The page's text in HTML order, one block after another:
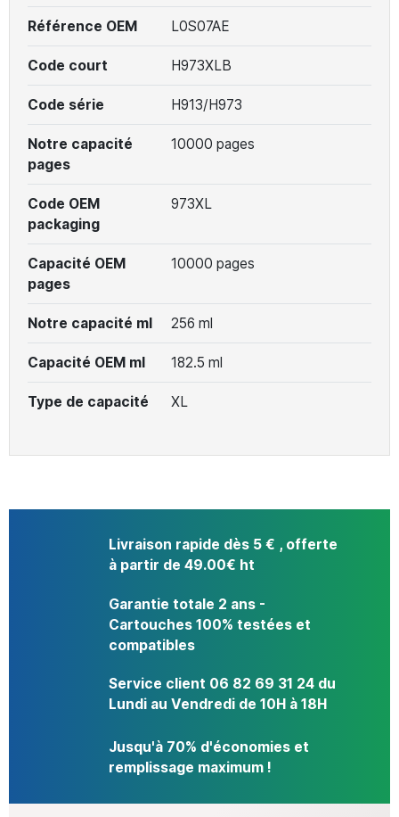
Référence OEM L0S07AE
Code court H973XLB
Code série H913/H973
Notre capacité
pages
10000 pages
Code OEM
packaging
973XL
Capacité OEM
pages
10000 pages
Notre capacité ml 256 ml
Capacité OEM ml 182.5 ml
Type de capacité XL
Livraison rapide dès 5 € , offerte
à partir de 49.00€ ht
Garantie totale 2 ans -
Cartouches 100% testées et
compatibles
Service client 06 82 69 31 24 du
Lundi au Vendredi de 10H à 18H
Jusqu'à 70% d'économies et
remplissage maximum !